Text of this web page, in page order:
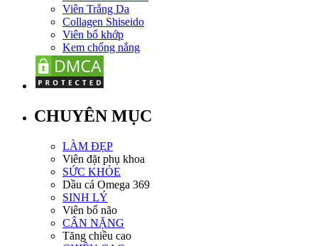
Viên Trắng Da
Collagen Shiseido
Viên bổ khớp
Kem chống nắng
CHUYÊN MỤC
LÀM ĐẸP
Viên đặt phụ khoa
SỨC KHỎE
Dầu cá Omega 369
SINH LÝ
Viên bổ não
CÂN NẶNG
Tăng chiều cao